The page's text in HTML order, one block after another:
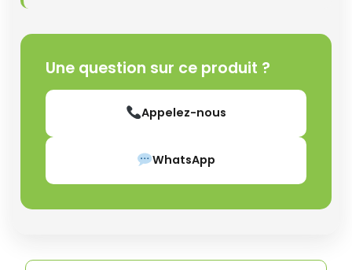
Une question sur ce produit ?
Appelez-nous
WhatsApp